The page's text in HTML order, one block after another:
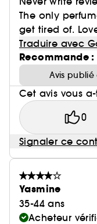
The only
get tired of.
Traduire avec
Recommande :
Avis publié
Cet avis vous
0
Signaler ce
Yasmine
35-44 ans
Acheteur